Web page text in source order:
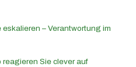
– Verantwortung im
reagieren Sie clever auf